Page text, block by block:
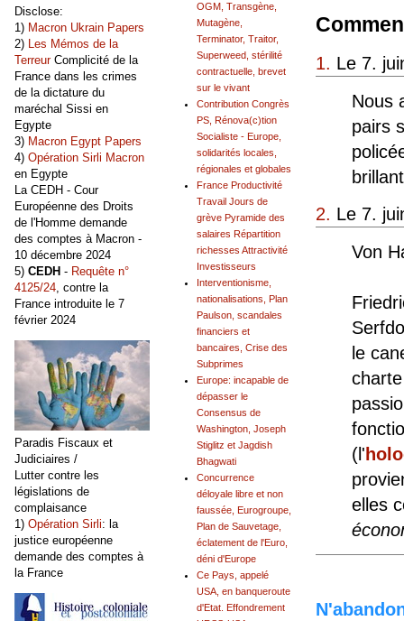
1. Le 7.
Nous
pairs
2. Le 7.
Von
le
(l'
elles
OGM, Transgène,
Mutagène,
Terminator, Traitor,
Superweed, stérilité
contractuelle, brevet
sur le vivant
Contribution Congrès
PS, Rénova(c)tion
Socialiste - Europe,
solidarités locales,
régionales et globales
France Productivité
Travail Jours de
grève Pyramide des
salaires Répartition
richesses Attractivité
Investisseurs
Interventionisme,
nationalisations, Plan
Paulson, scandales
financiers et
bancaires, Crise des
Subprimes
Europe: incapable de
dépasser le
Consensus de
Washington, Joseph
Stiglitz et Jagdish
Bhagwati
Concurrence
déloyale libre et non
faussée, Eurogroupe,
Plan de Sauvetage,
éclatement de l'Euro,
déni d'Europe
Ce Pays, appelé
USA, en banqueroute
d'Etat. Effondrement
Disclose:
1) Macron Ukrain Papers
2) Les Mémos de la
TerreurComplicité de la
France dans les crimes
de la dictature du
maréchal Sissi en
Egypte
3) Macron Egypt Papers
4) Opération Sirli Macron
en Egypte
La CEDH - Cour
Européenne des Droits
de l'Homme demande
des comptes à Macron -
10 décembre 2024
5) CEDH - Requête n°
4125/24, contre la
France introduite le 7
février 2024
Paradis Fiscaux et
Judiciaires /
Lutter contre les
législations de
complaisance
1) Opération Sirli: la
justice européenne
demande des comptes à
la France